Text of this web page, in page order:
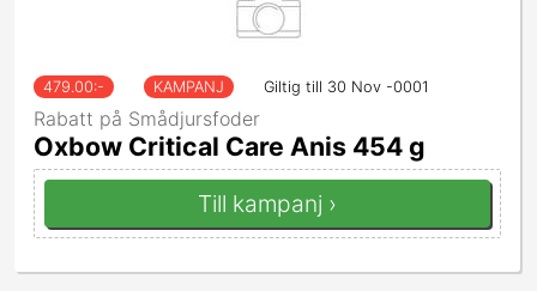
479.00:- KAMPANJ Giltig till 30 Nov -0001
Rabatt på Smådjursfoder
Oxbow Critical Care Anis 454 g
Till kampanj ›